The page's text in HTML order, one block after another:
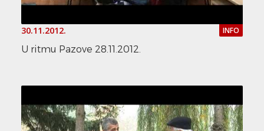
30.11.2012. INFO
U ritmu Pazove 28.11.2012.